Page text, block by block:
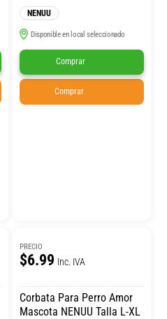
NENUU
Disponible en local seleccionado
Comprar
Comprar
PRECIO
$6.99 Inc. IVA
Corbata Para Perro Amor
Mascota NENUU Talla L-XL